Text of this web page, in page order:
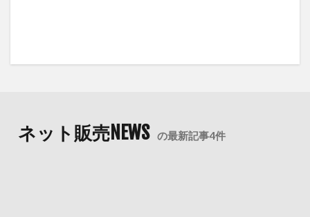
ネット販売NEWS の最新記事4件